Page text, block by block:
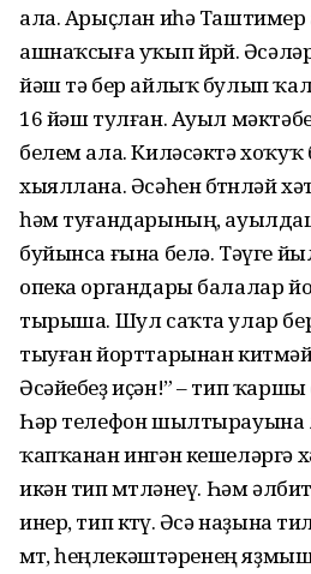
ала. Арыҫлан иһә
ашнаҡсыға уҡып йөрөй.
йәш тә бер айлыҡ булып
16 йәш тулған. Ауыл
белем ала. Киләсәктә хоҡуҡ
хыяллана. Әсәһен бөтөнләй
һәм туғандарының,
буйынса ғына белә. Тәүге
опека органдары балалар
тырыша. Шул саҡта улар
тыуған йорттарынан
Әсәйебеҙ иҫән!” – тип
Һәр телефон шылтырауына
ҡапҡанан ингән кешеләргә
икән тип өмөтләнеү. Һәм
инер, тип көтөү. Әсә наҙына
өмөтө, һеңлекәштәренең